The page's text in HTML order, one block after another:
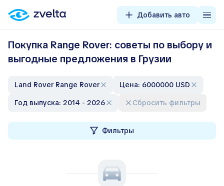
Добавить авто
Покупка Range Rover: советы по выбору и
выгодные предложения в Грузии
Land Rover Range Rover
Цена: 6000000 USD
Год выпуска: 2014 - 2026
Сбросить фильтры
Фильтры